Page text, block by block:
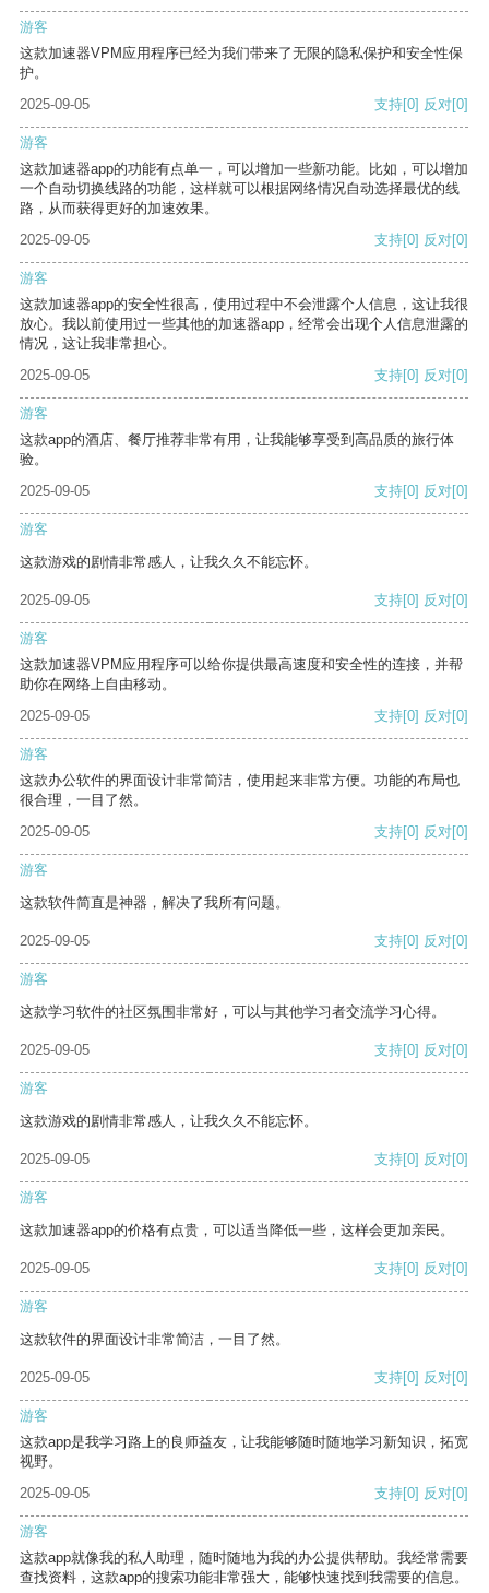
游客
这款加速器VPM应用程序已经为我们带来了无限的隐私保护和安全性保
护。
2025-09-05
支持[0] 反对[0]
游客
这款加速器app的功能有点单一，可以增加一些新功能。比如，可以增加
一个自动切换线路的功能，这样就可以根据网络情况自动选择最优的线
路，从而获得更好的加速效果。
2025-09-05
支持[0] 反对[0]
游客
这款加速器app的安全性很高，使用过程中不会泄露个人信息，这让我很
放心。我以前使用过一些其他的加速器app，经常会出现个人信息泄露的
情况，这让我非常担心。
2025-09-05
支持[0] 反对[0]
游客
这款app的酒店、餐厅推荐非常有用，让我能够享受到高品质的旅行体
验。
2025-09-05
支持[0] 反对[0]
游客
这款游戏的剧情非常感人，让我久久不能忘怀。
2025-09-05 支持[0] 反对[0]
游客
这款加速器VPM应用程序可以给你提供最高速度和安全性的连接，并帮
助你在网络上自由移动。
2025-09-05
支持[0] 反对[0]
游客
这款办公软件的界面设计非常简洁，使用起来非常方便。功能的布局也
很合理，一目了然。
2025-09-05
支持[0] 反对[0]
游客
这款软件简直是神器，解决了我所有问题。
2025-09-05 支持[0] 反对[0]
游客
这款学习软件的社区氛围非常好，可以与其他学习者交流学习心得。
2025-09-05 支持[0] 反对[0]
游客
这款游戏的剧情非常感人，让我久久不能忘怀。
2025-09-05 支持[0] 反对[0]
游客
这款加速器app的价格有点贵，可以适当降低一些，这样会更加亲民。
2025-09-05 支持[0] 反对[0]
游客
这款软件的界面设计非常简洁，一目了然。
2025-09-05 支持[0] 反对[0]
游客
这款app是我学习路上的良师益友，让我能够随时随地学习新知识，拓宽
视野。
2025-09-05
支持[0] 反对[0]
游客
这款app就像我的私人助理，随时随地为我的办公提供帮助。我经常需要
查找资料，这款app的搜索功能非常强大，能够快速找到我需要的信息。